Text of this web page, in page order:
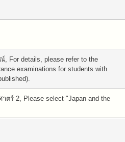
For details, please refer to the
examinations for students with
2, Please select "Japan and the